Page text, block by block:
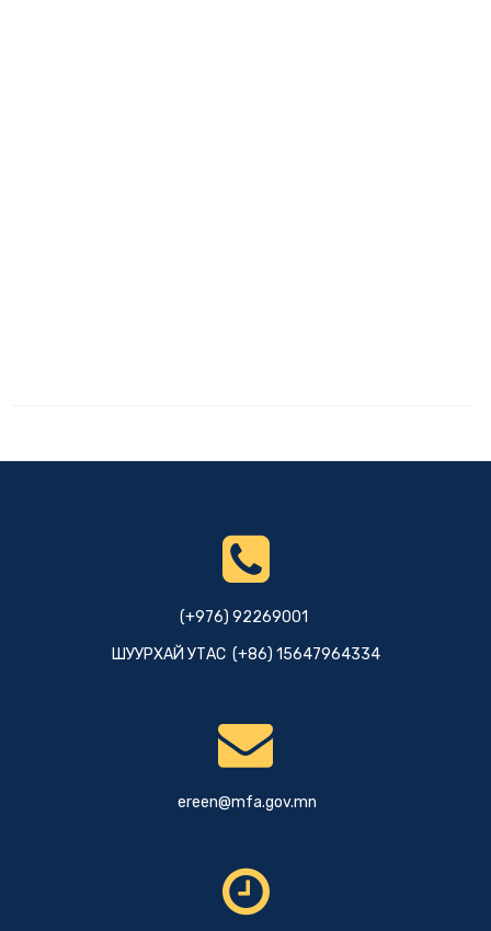
(+976) 92269001
ШУУРХАЙ УТАС (+86) 15647964334
ereen@mfa.gov.mn